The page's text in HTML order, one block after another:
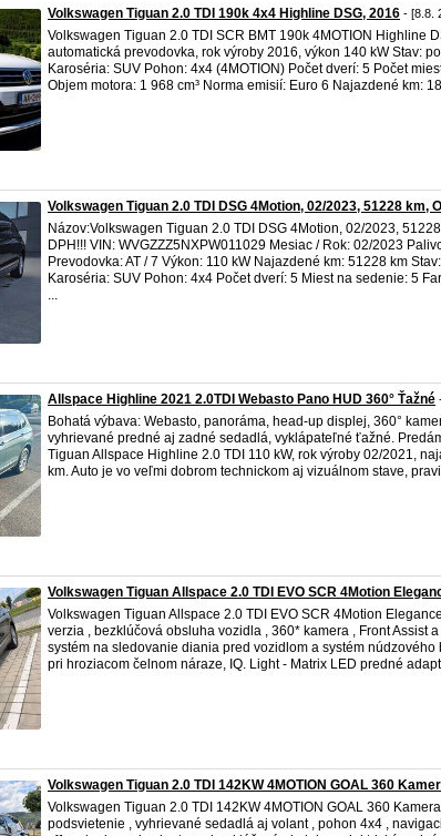
Volkswagen Tiguan 2.0 TDI 190k 4x4 Highline DSG, 2016 - [8.8.
Volkswagen Tiguan 2.0 TDI SCR BMT 190k 4MOTION Highline
automatická prevodovka, rok výroby 2016, výkon 140 kW Stav:
Karoséria: SUV Pohon: 4x4 (4MOTION) Počet dverí: 5 Počet
Objem motora: 1 968 cm³ Norma emisií: Euro 6 Najazdené km:
Volkswagen Tiguan 2.0 TDI DSG 4Motion, 02/2023, 51228 km,
Názov:Volkswagen Tiguan 2.0 TDI DSG 4Motion, 02/2023,
DPH!!! VIN: WVGZZZ5NXPW011029 Mesiac / Rok: 02/2023
Prevodovka: AT / 7 Výkon: 110 kW Najazdené km: 51228 km
Karoséria: SUV Pohon: 4x4 Počet dverí: 5 Miest na sedenie: 5
Allspace Highline 2021 2.0TDI Webasto Pano HUD 360° Ťažné
Bohatá výbava: Webasto, panoráma, head-up displej, 360°
vyhrievané predné aj zadné sedadlá, vyklápateľné ťažné.
Tiguan Allspace Highline 2.0 TDI 110 kW, rok výroby 02/2021,
km. Auto je vo veľmi dobrom technickom aj vizuálnom stave,
Volkswagen Tiguan Allspace 2.0 TDI EVO SCR 4Motion
Volkswagen Tiguan Allspace 2.0 TDI EVO SCR 4Motion
verzia , bezklúčová obsluha vozidla , 360* kamera , Front Assist
systém na sledovanie diania pred vozidlom a systém núdzového
pri hroziacom čelnom náraze, IQ. Light - Matrix LED predné
Volkswagen Tiguan 2.0 TDI 142KW 4MOTION GOAL 360
Volkswagen Tiguan 2.0 TDI 142KW 4MOTION GOAL 360
podsvietenie , vyhrievané sedadlá aj volant , pohon 4x4 ,